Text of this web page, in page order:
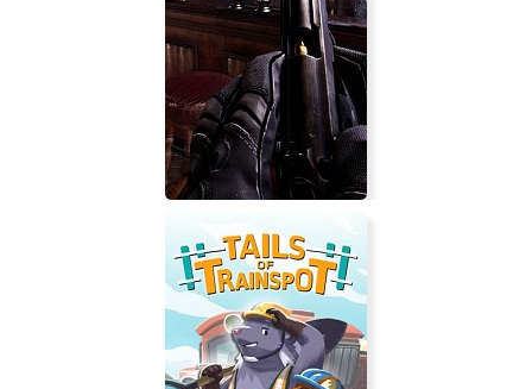
Milkmaid of the Milky Way